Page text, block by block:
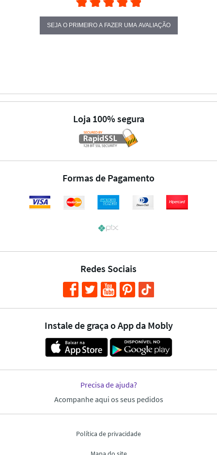
SEJA O PRIMEIRO A FAZER UMA AVALIAÇÃO